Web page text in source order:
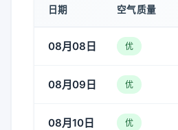
日期 空气质量
08月08日 优
08月09日 优
08月10日 优